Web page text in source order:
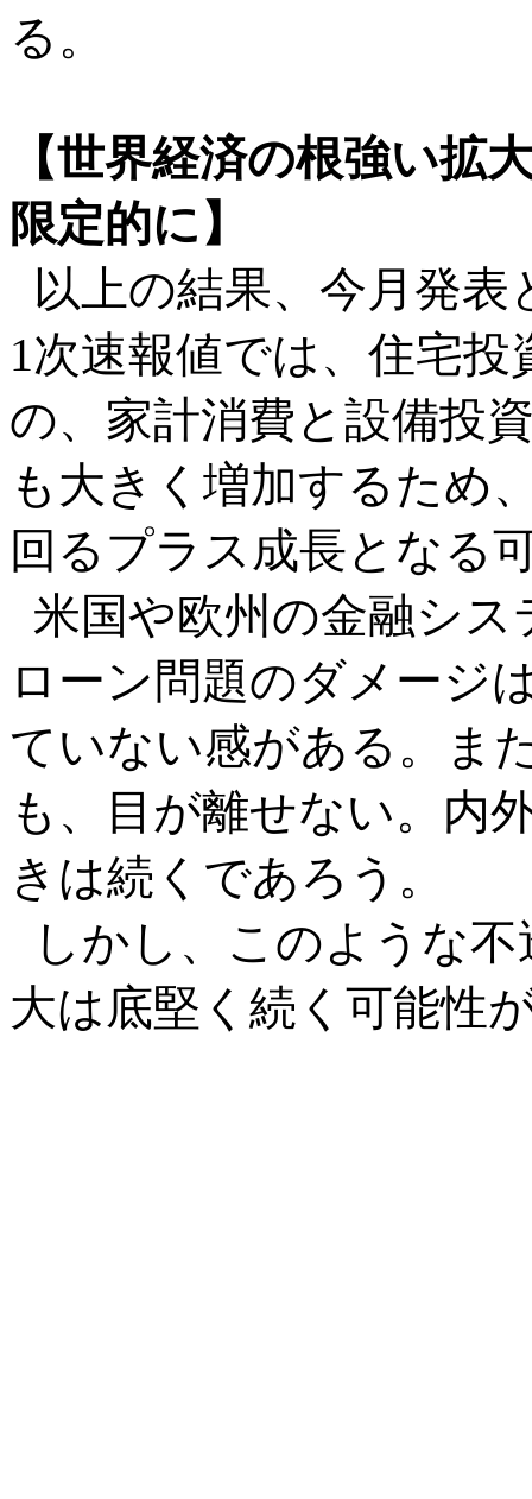
る。
【世界経済の根強い拡
限定的に】
以上の結果、今月発表
1次速報値では、住宅
の、家計消費と設備投
も大きく増加するため
回るプラス成長となる
米国や欧州の金融シ
ローン問題のダメージ
ていない感がある。ま
も、目が離せない。内
きは続くであろう。
しかし、このような
大は底堅く続く可能性